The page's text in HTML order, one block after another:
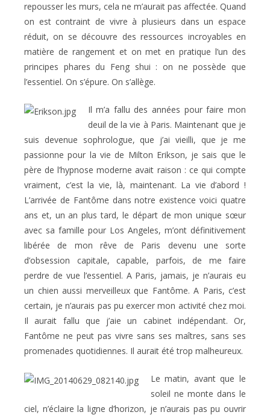
repousser les murs, cela ne m’aurait pas affectée. Quand
on est contraint de vivre à plusieurs dans un espace
réduit, on se découvre des ressources incroyables en
matière de rangement et on met en pratique l’un des
principes phares du Feng shui : on ne possède que
l’essentiel. On s’épure. On s’allège.
Il m’a fallu des années pour faire mon
deuil de la vie à Paris. Maintenant que je
suis devenue sophrologue, que j’ai vieilli, que je me
passionne pour la vie de Milton Erikson, je sais que le
père de l’hypnose moderne avait raison : ce qui compte
vraiment, c’est la vie, là, maintenant. La vie d’abord !
L’arrivée de Fantôme dans notre existence voici quatre
ans et, un an plus tard, le départ de mon unique sœur
avec sa famille pour Los Angeles, m’ont définitivement
libérée de mon rêve de Paris devenu une sorte
d’obsession capitale, capable, parfois, de me faire
perdre de vue l’essentiel. A Paris, jamais, je n’aurais eu
un chien aussi merveilleux que Fantôme. A Paris, c’est
certain, je n’aurais pas pu exercer mon activité chez moi.
Il aurait fallu que j’aie un cabinet indépendant. Or,
Fantôme ne peut pas vivre sans ses maîtres, sans ses
promenades quotidiennes. Il aurait été trop malheureux.
Le matin, avant que le
soleil ne monte dans le
ciel, n’éclaire la ligne d’horizon, je n’aurais pas pu ouvrir